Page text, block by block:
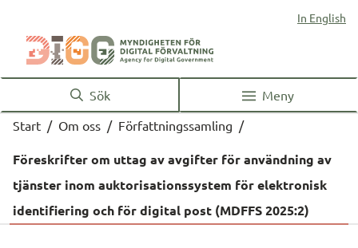
In English
Sök
Meny
Start / Om oss / Författningssamling /
Föreskrifter om uttag av avgifter för användning av
tjänster inom auktorisationssystem för elektronisk
identifiering och för digital post (MDFFS 2025:2)